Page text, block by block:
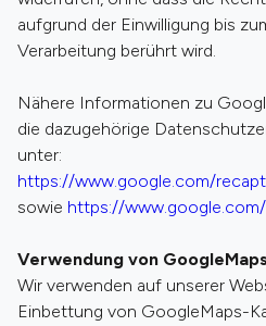
aufgrund der Einwilligung bis
Verarbeitung berührt wird.
Nähere Informationen zu
die dazugehörige
unter:
https://www.google.com/
sowie https://
Verwendung von GoogleMaps
Wir verwenden auf unserer
Einbettung von GoogleMaps-